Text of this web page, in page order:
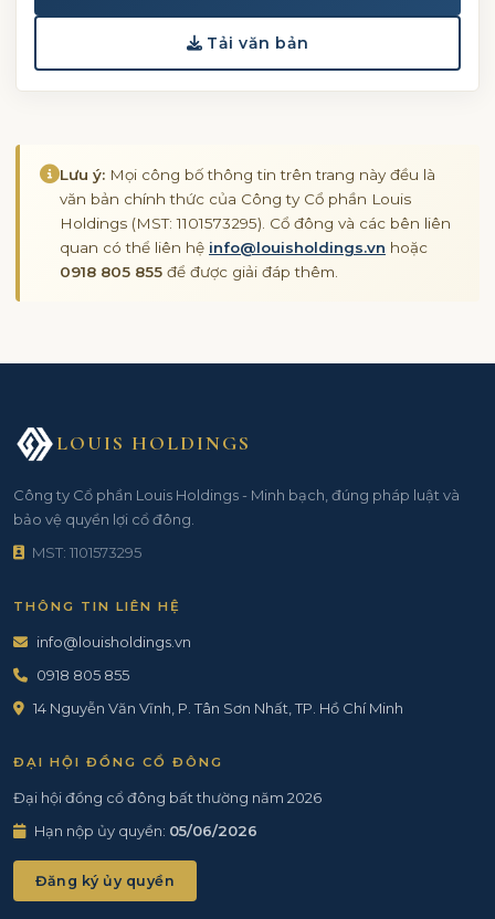
Tải văn bản
Lưu ý: Mọi công bố thông tin trên trang này đều là
văn bản chính thức của Công ty Cổ phần Louis
Holdings (MST: 1101573295). Cổ đông và các bên liên
quan có thể liên hệ info@louisholdings.vn hoặc
0918 805 855 để được giải đáp thêm.
LOUIS HOLDINGS
Công ty Cổ phần Louis Holdings - Minh bạch, đúng pháp luật và
bảo vệ quyền lợi cổ đông.
MST: 1101573295
THÔNG TIN LIÊN HỆ
info@louisholdings.vn
0918 805 855
14 Nguyễn Văn Vĩnh, P. Tân Sơn Nhất, TP. Hồ Chí Minh
ĐẠI HỘI ĐỒNG CỔ ĐÔNG
Đại hội đồng cổ đông bất thường năm 2026
Hạn nộp ủy quyền: 05/06/2026
Đăng ký ủy quyền